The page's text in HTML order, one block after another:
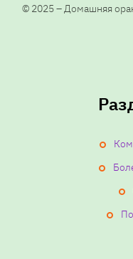
ц
© 2025 – Домашняя